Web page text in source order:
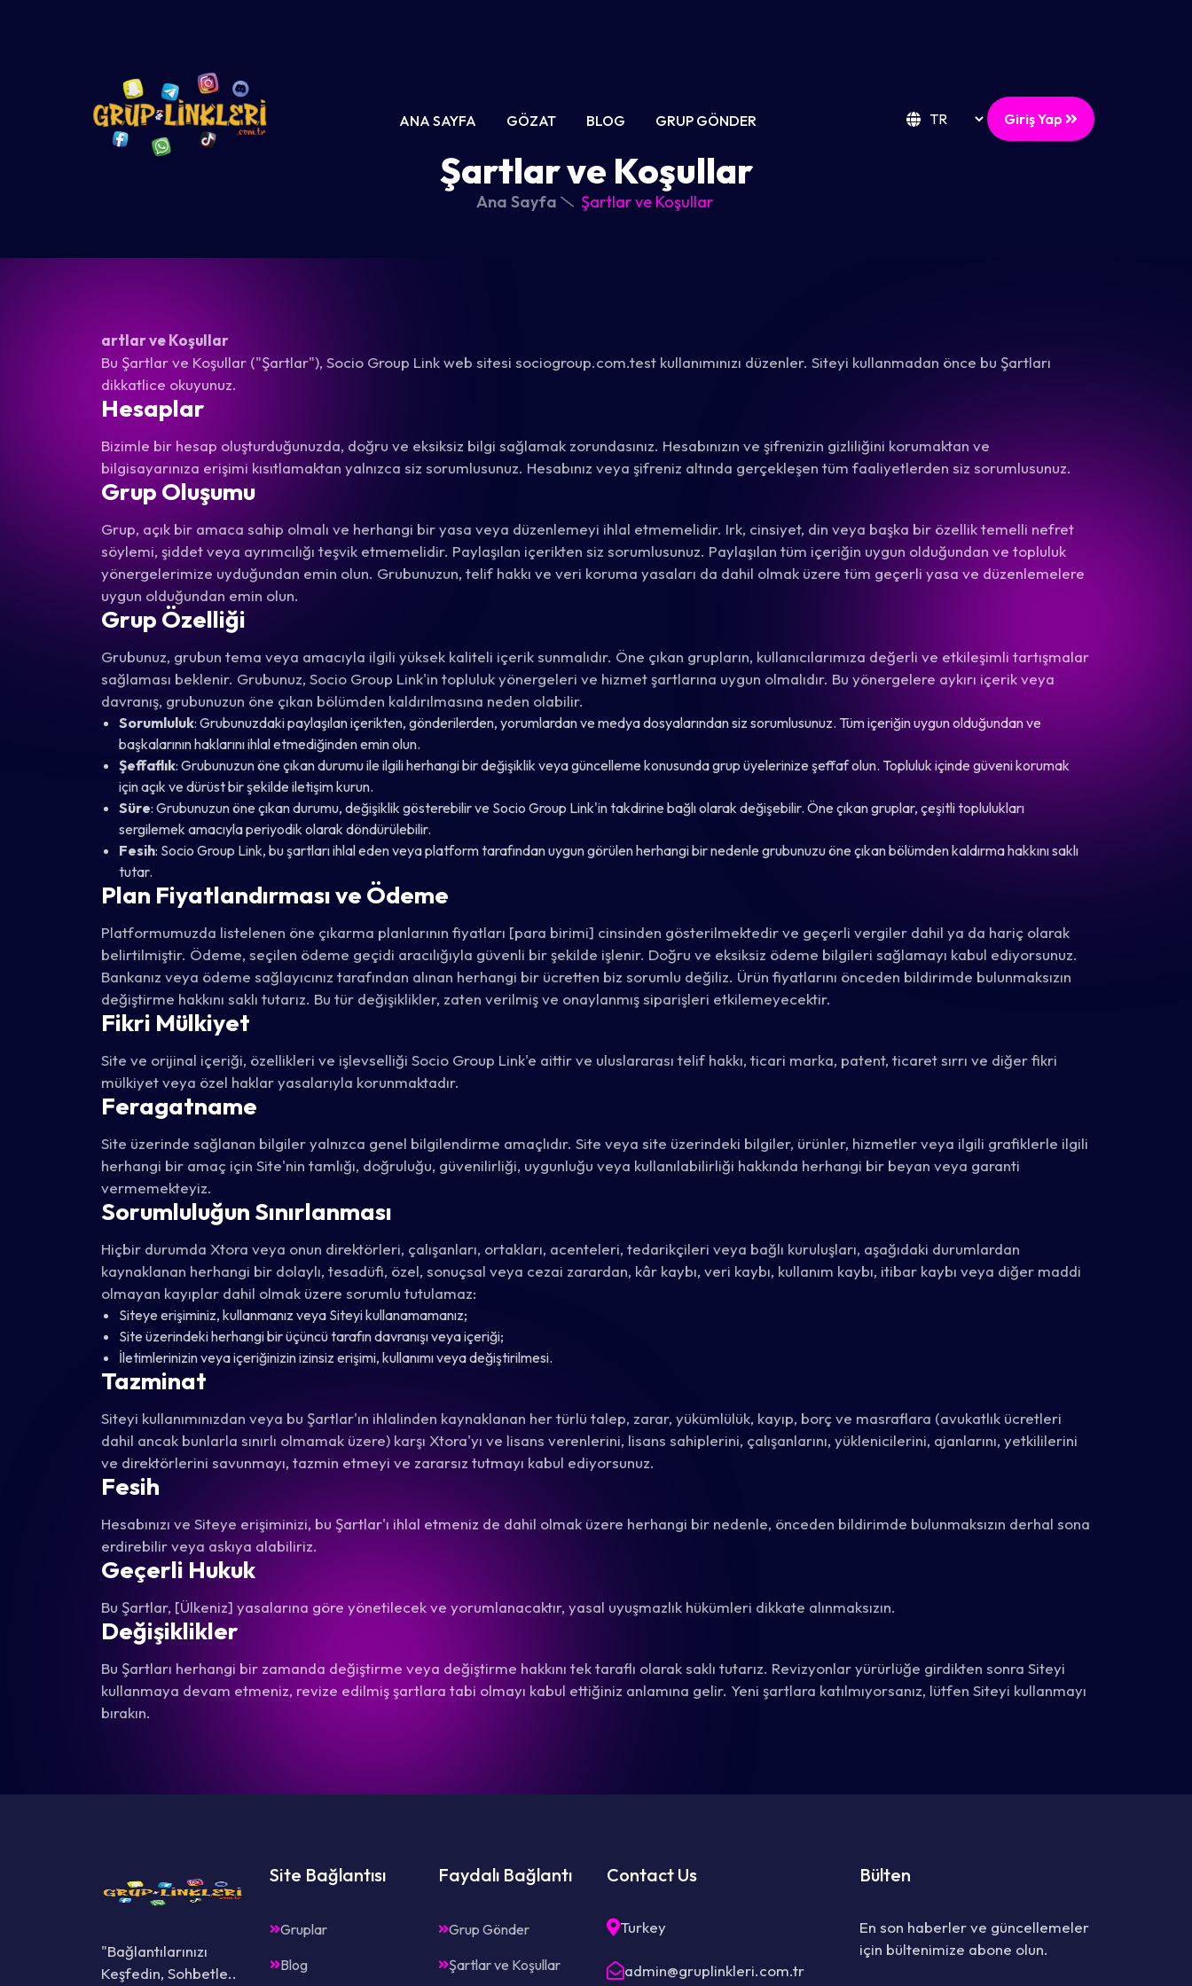
ANA SAYFA GÖZAT BLOG GRUP GÖNDER Giriş Yap
Şartlar ve Koşullar
Ana Sayfa Şartlar ve Koşullar
artlar ve Koşullar
Bu Şartlar ve Koşullar ("Şartlar"), Socio Group Link web sitesi sociogroup.com.test kullanımınızı düzenler. Siteyi kullanmadan önce bu Şartları
dikkatlice okuyunuz.
Hesaplar
Bizimle bir hesap oluşturduğunuzda, doğru ve eksiksiz bilgi sağlamak zorundasınız. Hesabınızın ve şifrenizin gizliliğini korumaktan ve
bilgisayarınıza erişimi kısıtlamaktan yalnızca siz sorumlusunuz. Hesabınız veya şifreniz altında gerçekleşen tüm faaliyetlerden siz sorumlusunuz.
Grup Oluşumu
Grup, açık bir amaca sahip olmalı ve herhangi bir yasa veya düzenlemeyi ihlal etmemelidir. Irk, cinsiyet, din veya başka bir özellik temelli nefret
söylemi, şiddet veya ayrımcılığı teşvik etmemelidir. Paylaşılan içerikten siz sorumlusunuz. Paylaşılan tüm içeriğin uygun olduğundan ve topluluk
yönergelerimize uyduğundan emin olun. Grubunuzun, telif hakkı ve veri koruma yasaları da dahil olmak üzere tüm geçerli yasa ve düzenlemelere
uygun olduğundan emin olun.
Grup Özelliği
Grubunuz, grubun tema veya amacıyla ilgili yüksek kaliteli içerik sunmalıdır. Öne çıkan grupların, kullanıcılarımıza değerli ve etkileşimli tartışmalar
sağlaması beklenir. Grubunuz, Socio Group Link'in topluluk yönergeleri ve hizmet şartlarına uygun olmalıdır. Bu yönergelere aykırı içerik veya
davranış, grubunuzun öne çıkan bölümden kaldırılmasına neden olabilir.
Sorumluluk: Grubunuzdaki paylaşılan içerikten, gönderilerden, yorumlardan ve medya dosyalarından siz sorumlusunuz. Tüm içeriğin uygun olduğundan ve
başkalarının haklarını ihlal etmediğinden emin olun.
Şeffaflık: Grubunuzun öne çıkan durumu ile ilgili herhangi bir değişiklik veya güncelleme konusunda grup üyelerinize şeffaf olun. Topluluk içinde güveni korumak
için açık ve dürüst bir şekilde iletişim kurun.
Süre: Grubunuzun öne çıkan durumu, değişiklik gösterebilir ve Socio Group Link'in takdirine bağlı olarak değişebilir. Öne çıkan gruplar, çeşitli toplulukları
sergilemek amacıyla periyodik olarak döndürülebilir.
Fesih: Socio Group Link, bu şartları ihlal eden veya platform tarafından uygun görülen herhangi bir nedenle grubunuzu öne çıkan bölümden kaldırma hakkını saklı
tutar.
Plan Fiyatlandırması ve Ödeme
Platformumuzda listelenen öne çıkarma planlarının fiyatları [para birimi] cinsinden gösterilmektedir ve geçerli vergiler dahil ya da hariç olarak
belirtilmiştir. Ödeme, seçilen ödeme geçidi aracılığıyla güvenli bir şekilde işlenir. Doğru ve eksiksiz ödeme bilgileri sağlamayı kabul ediyorsunuz.
Bankanız veya ödeme sağlayıcınız tarafından alınan herhangi bir ücretten biz sorumlu değiliz. Ürün fiyatlarını önceden bildirimde bulunmaksızın
değiştirme hakkını saklı tutarız. Bu tür değişiklikler, zaten verilmiş ve onaylanmış siparişleri etkilemeyecektir.
Fikri Mülkiyet
Site ve orijinal içeriği, özellikleri ve işlevselliği Socio Group Link'e aittir ve uluslararası telif hakkı, ticari marka, patent, ticaret sırrı ve diğer fikri
mülkiyet veya özel haklar yasalarıyla korunmaktadır.
Feragatname
Site üzerinde sağlanan bilgiler yalnızca genel bilgilendirme amaçlıdır. Site veya site üzerindeki bilgiler, ürünler, hizmetler veya ilgili grafiklerle ilgili
herhangi bir amaç için Site'nin tamlığı, doğruluğu, güvenilirliği, uygunluğu veya kullanılabilirliği hakkında herhangi bir beyan veya garanti
vermemekteyiz.
Sorumluluğun Sınırlanması
Hiçbir durumda Xtora veya onun direktörleri, çalışanları, ortakları, acenteleri, tedarikçileri veya bağlı kuruluşları, aşağıdaki durumlardan
kaynaklanan herhangi bir dolaylı, tesadüfi, özel, sonuçsal veya cezai zarardan, kâr kaybı, veri kaybı, kullanım kaybı, itibar kaybı veya diğer maddi
olmayan kayıplar dahil olmak üzere sorumlu tutulamaz:
Siteye erişiminiz, kullanmanız veya Siteyi kullanamamanız;
Site üzerindeki herhangi bir üçüncü tarafın davranışı veya içeriği;
İletimlerinizin veya içeriğinizin izinsiz erişimi, kullanımı veya değiştirilmesi.
Tazminat
Siteyi kullanımınızdan veya bu Şartlar'ın ihlalinden kaynaklanan her türlü talep, zarar, yükümlülük, kayıp, borç ve masraflara (avukatlık ücretleri
dahil ancak bunlarla sınırlı olmamak üzere) karşı Xtora'yı ve lisans verenlerini, lisans sahiplerini, çalışanlarını, yüklenicilerini, ajanlarını, yetkililerini
ve direktörlerini savunmayı, tazmin etmeyi ve zararsız tutmayı kabul ediyorsunuz.
Fesih
Hesabınızı ve Siteye erişiminizi, bu Şartlar'ı ihlal etmeniz de dahil olmak üzere herhangi bir nedenle, önceden bildirimde bulunmaksızın derhal sona
erdirebilir veya askıya alabiliriz.
Geçerli Hukuk
Bu Şartlar, [Ülkeniz] yasalarına göre yönetilecek ve yorumlanacaktır, yasal uyuşmazlık hükümleri dikkate alınmaksızın.
Değişiklikler
Bu Şartları herhangi bir zamanda değiştirme veya değiştirme hakkını tek taraflı olarak saklı tutarız. Revizyonlar yürürlüğe girdikten sonra Siteyi
kullanmaya devam etmeniz, revize edilmiş şartlara tabi olmayı kabul ettiğiniz anlamına gelir. Yeni şartlara katılmıyorsanız, lütfen Siteyi kullanmayı
bırakın.
"Bağlantılarınızı
Keşfedin, Sohbetle..
Site Bağlantısı
Gruplar
Blog
Faydalı Bağlantı
Grup Gönder
Şartlar ve Koşullar
Contact Us
Turkey
admin@gruplinkleri.com.tr
Bülten
En son haberler ve güncellemeler
için bültenimize abone olun.